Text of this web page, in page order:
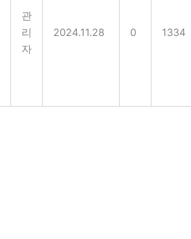
관
리
자
2024.11.28 0 1334